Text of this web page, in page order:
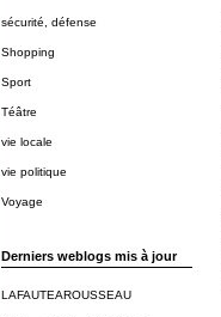
sécurité, défense
Shopping
Sport
Téâtre
vie locale
vie politique
Voyage
Derniers weblogs mis à jour
LAFAUTEAROUSSEAU